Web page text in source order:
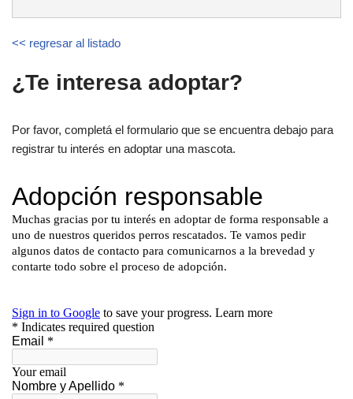
<< regresar al listado
¿Te interesa adoptar?
Por favor, completá el formulario que se encuentra debajo para
registrar tu interés en adoptar una mascota.